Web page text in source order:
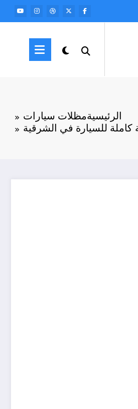
الرئيسيةمظلات سيارات
للسيارة في الشرقية